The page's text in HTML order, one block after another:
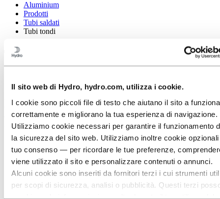
Il sito web di Hydro, hydro.com, utilizza i cookie.
I cookie sono piccoli file di testo che aiutano il sito a
correttamente e migliorano la tua esperienza di navigazione.
Utilizziamo cookie necessari per garantire il funzionamento
la sicurezza del sito web. Utilizziamo inoltre cookie
tuo consenso — per ricordare le tue preferenze,
viene utilizzato il sito e personalizzare contenuti o annunci.
Alcuni cookie sono inseriti da fornitori terzi i cui strumenti
per scopi di sicurezza, analisi o pubblicità. Questi terzi
Aluminium
Prodotti
Tubi saldati
Tubi tondi
Tubi tondi come collettori per
climatizzatore. Oggi, è di serie praticamente in tutti i veicoli. Oltre
alla maggiore diffusione, anche l’applicazione stessa è cambiata
radicalmente.